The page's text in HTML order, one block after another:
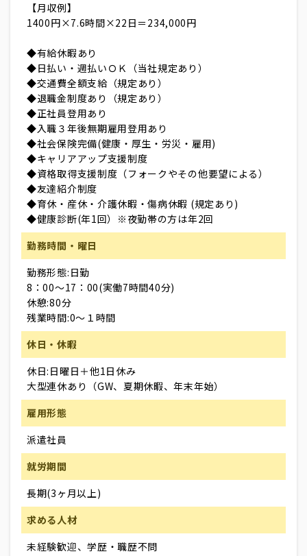
【月収例】
1400円×7.6時間×22日＝234,000円
◆有給休暇あり
◆日払い・週払いＯＫ（当社規定あり）
◆交通費全額支給（規定あり）
◆退職金制度あり（規定あり）
◆正社員登用あり
◆入職３年後無期雇用登用あり
◆社会保険完備(健康・厚生・労災・雇用)
◆キャリアアップ支援制度
◆資格取得支援制度（フォークやその他要望による）
◆友達紹介制度
◆育休・産休・介護休暇・傷病休暇 (規定あり)
◆健康診断(年1回）※夜勤帯の方は年2回
勤務時間・曜日
勤務形態:日勤
8：00～17：00(実働7時間40分)
休憩:80分
残業時間:0～１時間
休日・休暇
休日:日曜日＋他1日休み
大型連休あり（GW、夏期休暇、年末年始）
雇用形態
派遣社員
就労期間
長期(3ヶ月以上)
求める人材
未経験歓迎、学歴・職歴不問